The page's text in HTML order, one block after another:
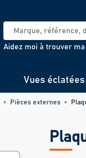
Aidez moi à trouver ma
Vues éclatées
Pièces externes